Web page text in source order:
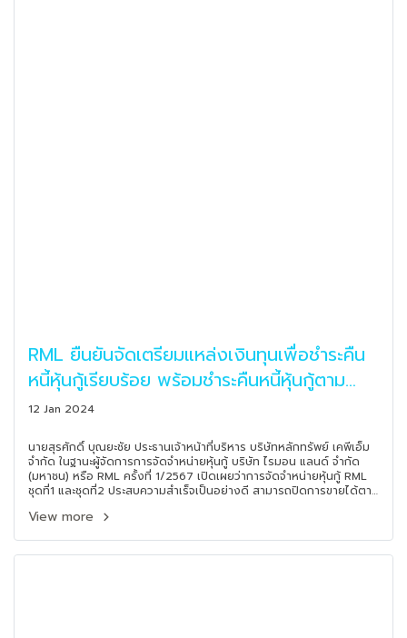
RML ยืนยันจัดเตรียมแหล่งเงินทุนเพื่อชำระคืน
หนี้หุ้นกู้เรียบร้อย พร้อมชำระคืนหนี้หุ้นกู้ตาม
กำหนด
12 Jan 2024
นายสุรศักดิ์ บุณยะชัย ประธานเจ้าหน้าที่บริหาร บริษัทหลักทรัพย์ เคพีเอ็ม
จำกัด ในฐานะผู้จัดการการจัดจำหน่ายหุ้นกู้ บริษัท ไรมอน แลนด์ จำกัด
(มหาชน) หรือ RML ครั้งที่ 1/2567 เปิดเผยว่าการจัดจำหน่ายหุ้นกู้ RML
ชุดที่1 และชุดที่2 ประสบความสำเร็จเป็นอย่างดี สามารถปิดการขายได้ตาม
ได้ร่วมกับผู้จัดจำหน่าย ในการวางแผนจัดสรรเงินทุนของบริษัทมาโดย
View more